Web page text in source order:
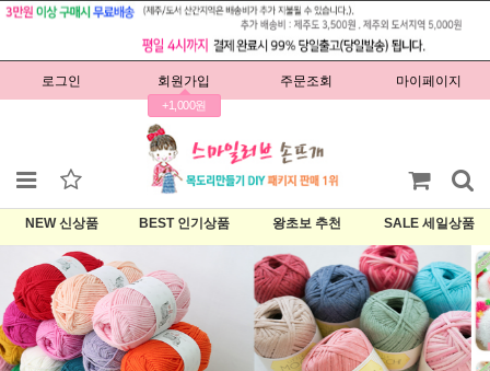
로그인 회원가입
+1,000원
주문조회 마이페이지
NEW 신상품 BEST 인기상품 왕초보 추천 SALE 세일상품